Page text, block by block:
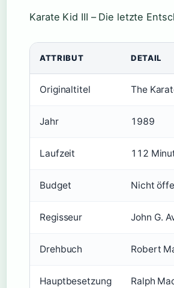
Karate Kid III – Die letzte
ATTRIBUT DETAIL
Originaltitel The
Jahr 1989
Laufzeit 112
Budget Nicht
Regisseur John G.
Drehbuch Robert
Hauptbesetzung Ralph